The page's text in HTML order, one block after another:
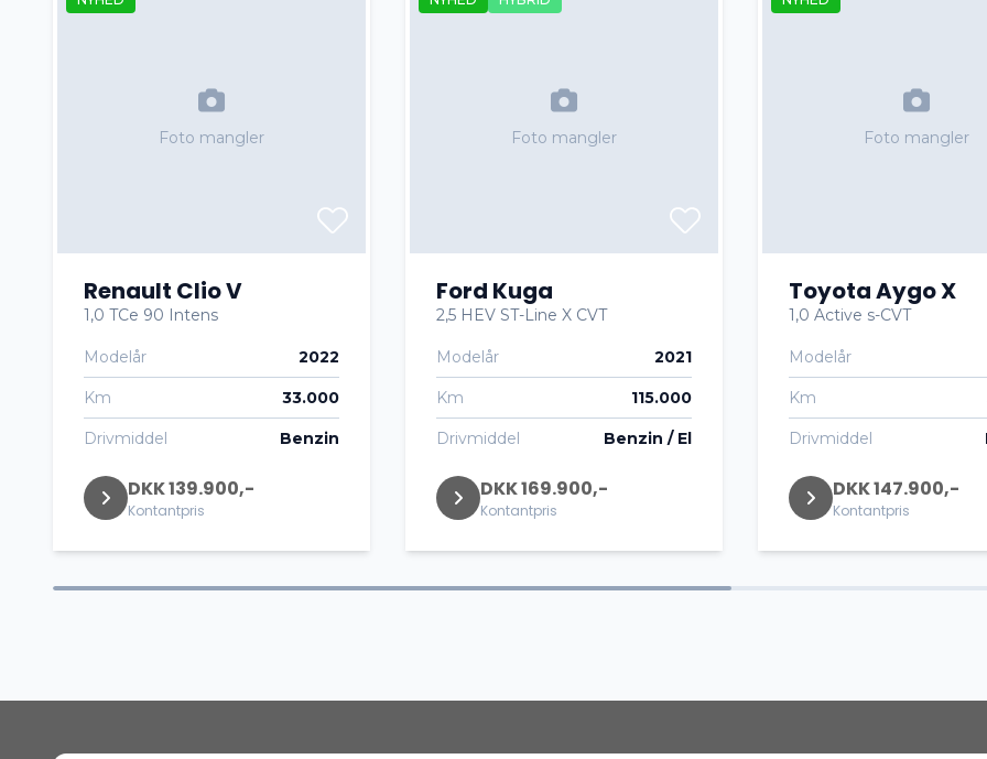
Foto mangler
Renault Clio V
1,0 TCe 90 Intens
Modelår 2022
Km 33.000
Drivmiddel Benzin
DKK 139.900,-
Kontantpris
Foto mangler
Ford Kuga
2,5 HEV ST-Line X CVT
Modelår 2021
Km 115.000
Drivmiddel Benzin / El
DKK 169.900,-
Kontantpris
Foto mangler
Toyota Aygo X
1,0 Active s-CVT
Modelår
Km
Drivmiddel
DKK 147.900,-
Kontantpris